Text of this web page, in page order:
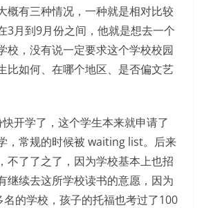
概有三种情况，一种就是相对比较
3月到9月份之间，他就是想去一个
校，没有说一定要求这个学校校园
比如何、在哪个地区、是否偏文艺
开学了，这个学生本来就申请了
，常规的时候被 waiting list。后来
不了了之了，因为学校基本上也招
继续去这所学校读书的意愿，因为
的学校，孩子的托福也考过了100